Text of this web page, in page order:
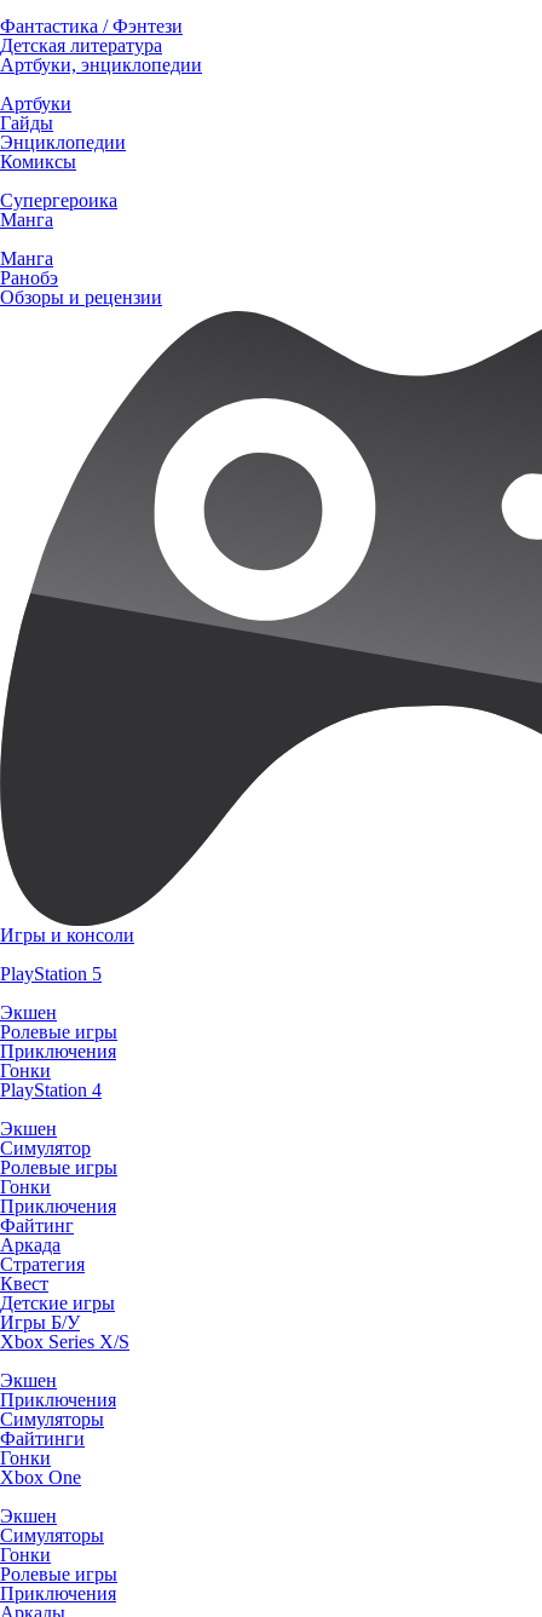
Фантастика / Фэнтези
Детская литература
Артбуки, энциклопедии
Артбуки
Гайды
Энциклопедии
Комиксы
Супергероика
Манга
Манга
Ранобэ
Обзоры и рецензии
Игры и консоли
PlayStation 5
Экшен
Ролевые игры
Приключения
Гонки
PlayStation 4
Экшен
Симулятор
Ролевые игры
Гонки
Приключения
Файтинг
Аркада
Стратегия
Квест
Детские игры
Игры Б/У
Xbox Series X/S
Экшен
Приключения
Симуляторы
Файтинги
Гонки
Xbox One
Экшен
Симуляторы
Гонки
Ролевые игры
Приключения
Аркады